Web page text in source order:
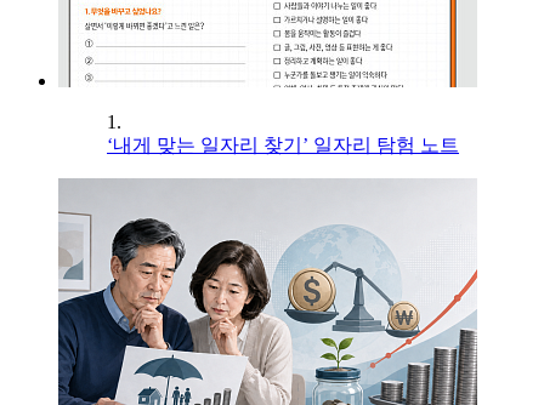
1.
‘내게 맞는 일자리 찾기’ 일자리 탐험 노트